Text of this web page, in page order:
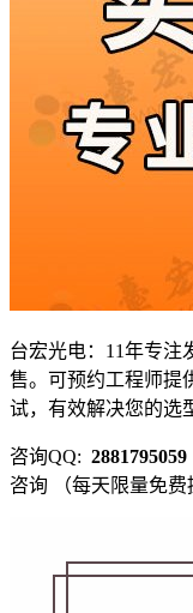
台宏光电：11年专注
售。可预约工程师提
试，有效解决您的选
咨询QQ: 2881795059
咨询 （每天限量免费